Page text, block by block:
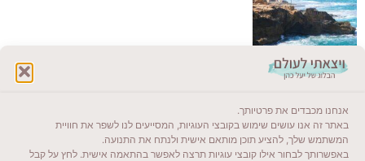
אנחנו מכבדים את פרטיותך.
באתר זה אנו עושים שימוש בקובצי העוגיות, המסייעים לנו לשפר את חוויית
המשתמש שלך, להציע תוכן מותאם אישית ולנתח את התנועה.
באפשרותך לבחור אילו קובצי עוגיות תרצה לאפשר בהתאמה אישית. לחץ על קבל
ייעדים מומלצים
מדריכים ועזרים